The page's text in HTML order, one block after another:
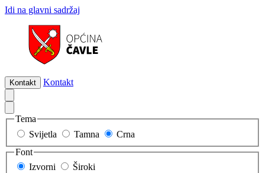
Idi na glavni sadržaj
Kontakt Kontakt
Tema
Svijetla
Tamna
Crna
Font
Izvorni
Široki